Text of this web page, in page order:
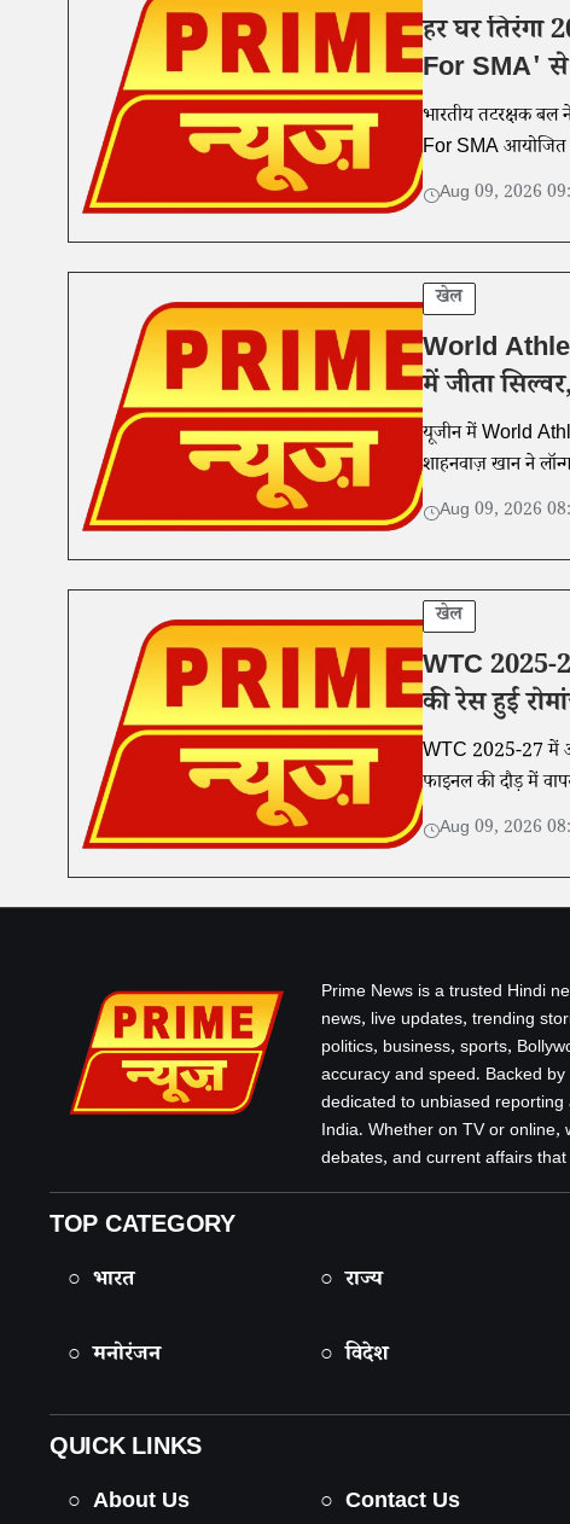
हर घर तिरंगा
For SMA' से
भारतीय तटरक्षक बल
For SMA आयोजित
Aug 09, 2026
खेल
World
में जीता
यूजीन में World
शाहनवाज़ खान ने
Aug 09, 2026
खेल
WTC 2025-
की रेस हुई
WTC 2025-27 में
फाइनल की दौड़ में
Aug 09, 2026
Prime News is a trusted Hindi
news, live updates, trending
politics, business, sports,
accuracy and speed. Backed
dedicated to unbiased
India. Whether on TV or
debates, and current affairs that
TOP CATEGORY
○ भारत ○ राज्य
○ मनोरंजन ○ विदेश
QUICK LINKS
○ About Us ○ Contact Us